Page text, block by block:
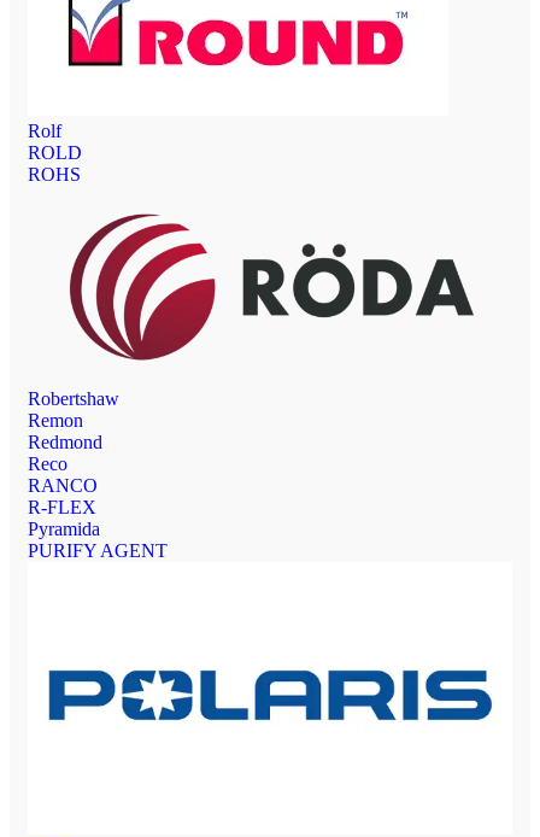
Rolf
ROLD
ROHS
Robertshaw
Remon
Redmond
Reco
RANCO
R-FLEX
Pyramida
PURIFY AGENT